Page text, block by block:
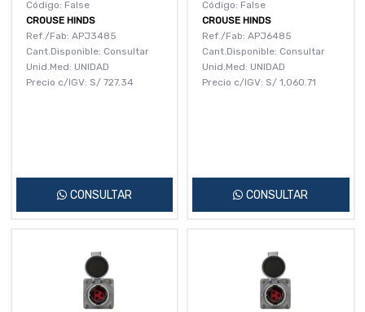
Código: False
CROUSE HINDS
Ref./Fab: APJ3485
Cant.Disponible: Consultar
Unid.Med: UNIDAD
Precio c/IGV: S/ 727.34
CONSULTAR
Código: False
CROUSE HINDS
Ref./Fab: APJ6485
Cant.Disponible: Consultar
Unid.Med: UNIDAD
Precio c/IGV: S/ 1,060.71
CONSULTAR